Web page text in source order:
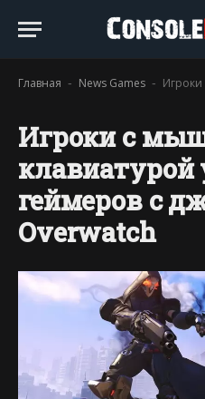
Главная - News Games - Игроки с
Игроки с
геймеров с
Overwatch